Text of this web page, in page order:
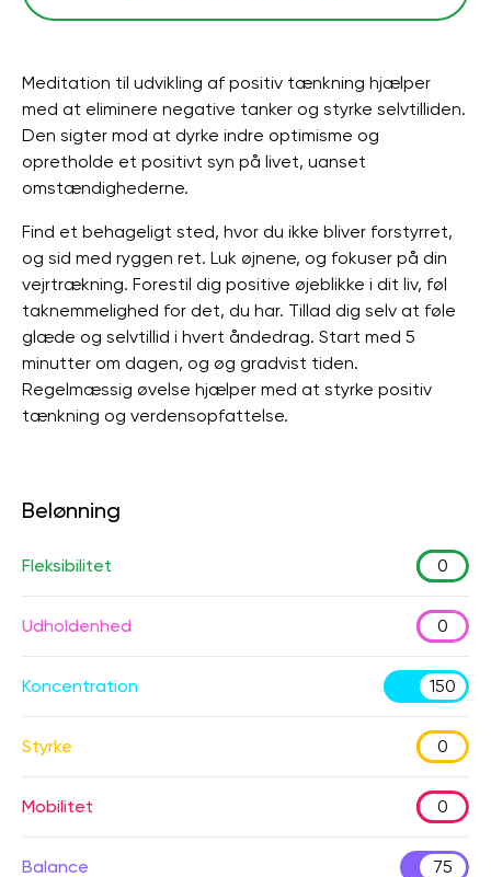
Meditation til udvikling af positiv tænkning hjælper
med at eliminere negative tanker og styrke selvtilliden.
Den sigter mod at dyrke indre optimisme og
opretholde et positivt syn på livet, uanset
omstændighederne.
Find et behageligt sted, hvor du ikke bliver forstyrret,
og sid med ryggen ret. Luk øjnene, og fokuser på din
vejrtrækning. Forestil dig positive øjeblikke i dit liv, føl
taknemmelighed for det, du har. Tillad dig selv at føle
glæde og selvtillid i hvert åndedrag. Start med 5
minutter om dagen, og øg gradvist tiden.
Regelmæssig øvelse hjælper med at styrke positiv
tænkning og verdensopfattelse.
Belønning
Fleksibilitet 0
Udholdenhed 0
Koncentration 150
Styrke 0
Mobilitet 0
Balance 75